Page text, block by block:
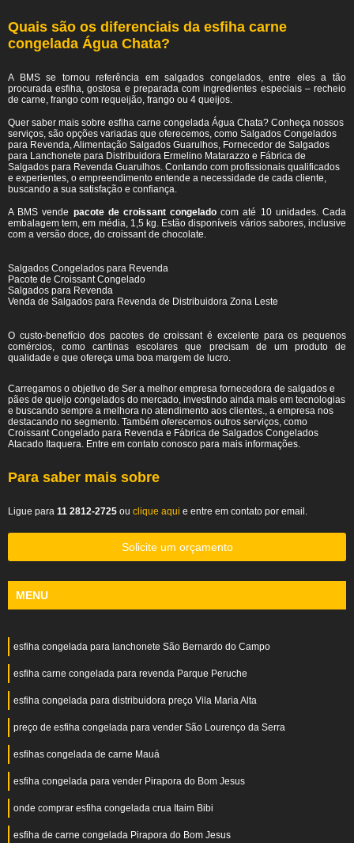
Quais são os diferenciais da esfiha carne
congelada Água Chata?
A BMS se tornou referência em salgados congelados, entre eles a tão
procurada esfiha, gostosa e preparada com ingredientes especiais – recheio
de carne, frango com requeijão, frango ou 4 queijos.
Quer saber mais sobre esfiha carne congelada Água Chata? Conheça nossos
serviços, são opções variadas que oferecemos, como Salgados Congelados
para Revenda, Alimentação Salgados Guarulhos, Fornecedor de Salgados
para Lanchonete para Distribuidora Ermelino Matarazzo e Fábrica de
Salgados para Revenda Guarulhos. Contando com profissionais qualificados
e experientes, o empreendimento entende a necessidade de cada cliente,
buscando a sua satisfação e confiança.
A BMS vende pacote de croissant congelado com até 10 unidades. Cada
embalagem tem, em média, 1,5 kg. Estão disponíveis vários sabores, inclusive
com a versão doce, do croissant de chocolate.
Salgados Congelados para Revenda
Pacote de Croissant Congelado
Salgados para Revenda
Venda de Salgados para Revenda de Distribuidora Zona Leste
O custo-benefício dos pacotes de croissant é excelente para os pequenos
comércios, como cantinas escolares que precisam de um produto de
qualidade e que ofereça uma boa margem de lucro.
Carregamos o objetivo de Ser a melhor empresa fornecedora de salgados e
pães de queijo congelados do mercado, investindo ainda mais em tecnologias
e buscando sempre a melhora no atendimento aos clientes., a empresa nos
destacando no segmento. Também oferecemos outros serviços, como
Croissant Congelado para Revenda e Fábrica de Salgados Congelados
Atacado Itaquera. Entre em contato conosco para mais informações.
Para saber mais sobre
Ligue para 11 2812-2725 ou clique aqui e entre em contato por email.
Solicite um orçamento
MENU
esfiha congelada para lanchonete São Bernardo do Campo
esfiha carne congelada para revenda Parque Peruche
esfiha congelada para distribuidora preço Vila Maria Alta
preço de esfiha congelada para vender São Lourenço da Serra
esfihas congelada de carne Mauá
esfiha congelada para vender Pirapora do Bom Jesus
onde comprar esfiha congelada crua Itaim Bibi
esfiha de carne congelada Pirapora do Bom Jesus